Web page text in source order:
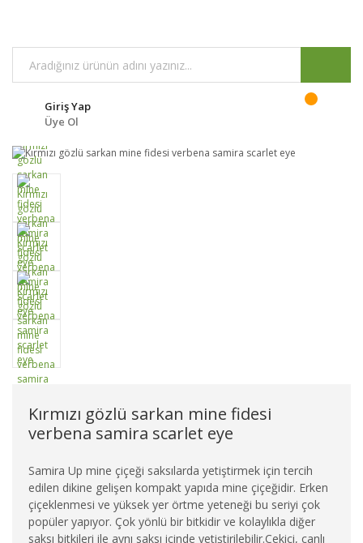
Giriş Yap
Üye Ol
Kırmızı gözlü sarkan mine fidesi
verbena samira scarlet eye
Samira Up mine çiçeği saksılarda yetiştirmek için tercih
edilen dikine gelişen kompakt yapıda mine çiçeğidir. Erken
çiçeklenmesi ve yüksek yer örtme yeteneği bu seriyi çok
popüler yapıyor. Çok yönlü bir bitkidir ve kolaylıkla diğer
saksı bitkileri ile aynı saksı içinde yetiştirilebilir.Çekici, canlı